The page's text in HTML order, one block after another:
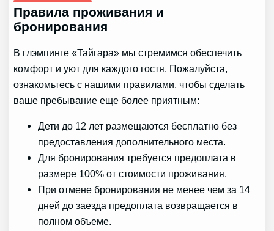
Правила проживания и
бронирования
В глэмпинге «Тайгара» мы стремимся обеспечить
комфорт и уют для каждого гостя. Пожалуйста,
ознакомьтесь с нашими правилами, чтобы сделать
ваше пребывание еще более приятным:
Дети до 12 лет размещаются бесплатно без
предоставления дополнительного места.
Для бронирования требуется предоплата в
размере 100% от стоимости проживания.
При отмене бронирования не менее чем за 14
дней до заезда предоплата возвращается в
полном объеме.